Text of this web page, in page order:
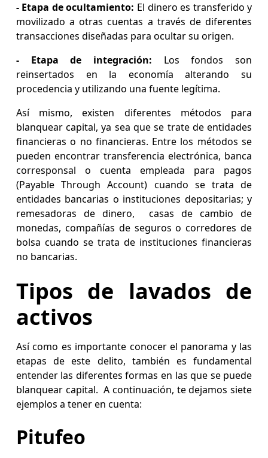
- Etapa de ocultamiento: El dinero es transferido y
movilizado a otras cuentas a través de diferentes
transacciones diseñadas para ocultar su origen.
- Etapa de integración: Los fondos son
reinsertados en la economía alterando su
procedencia y utilizando una fuente legítima.
Así mismo, existen diferentes métodos para
blanquear capital, ya sea que se trate de entidades
financieras o no financieras. Entre los métodos se
pueden encontrar transferencia electrónica, banca
corresponsal o cuenta empleada para pagos
(Payable Through Account) cuando se trata de
entidades bancarias o instituciones depositarias; y
remesadoras de dinero, casas de cambio de
monedas, compañías de seguros o corredores de
bolsa cuando se trata de instituciones financieras
no bancarias.
Tipos de lavados de
activos
Así como es importante conocer el panorama y las
etapas de este delito, también es fundamental
entender las diferentes formas en las que se puede
blanquear capital. A continuación, te dejamos siete
ejemplos a tener en cuenta:
Pitufeo